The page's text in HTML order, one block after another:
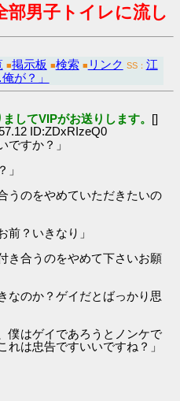
部男子トイレに流し
■掲示板 ■検索 ■ リンク SS： 江
が？」
してVIPがお送りします。 []
ID:ZDxRIzeQ0
ですか？」
」
うのをやめていただきたいの
前？いきなり」
き合うのをやめて下さいお願
なのか？ゲイだとばっかり思
僕はゲイであろうとノンケで
れは忠告ですいいですね？」